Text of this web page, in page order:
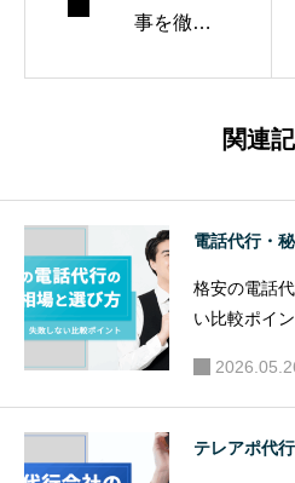
事を徹底
で詳しく
解説
関連
電話代行・
格安の電話
い比較ポイ
テレアポ代行